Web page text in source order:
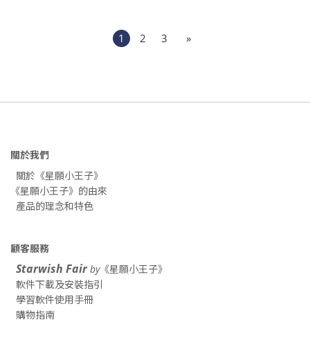
1 2 3 »
關於我們
關於《星願小王子》
《星願小王子》的由來
產品的理念和特色
顧客服務
Starwish Fairby《星願小王子》
軟件下載及安裝指引
學習軟件使用手冊
購物指南